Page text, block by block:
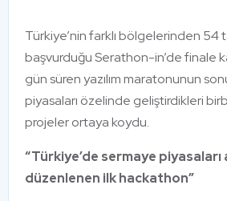
Türkiye’nin farklı bölgelerinden 54
başvurduğu Serathon-in’de finale
gün süren yazılım maratonunun
piyasaları özelinde geliştirdikleri
projeler ortaya koydu.
“Türkiye’de sermaye piyasaları
düzenlenen ilk hackathon”